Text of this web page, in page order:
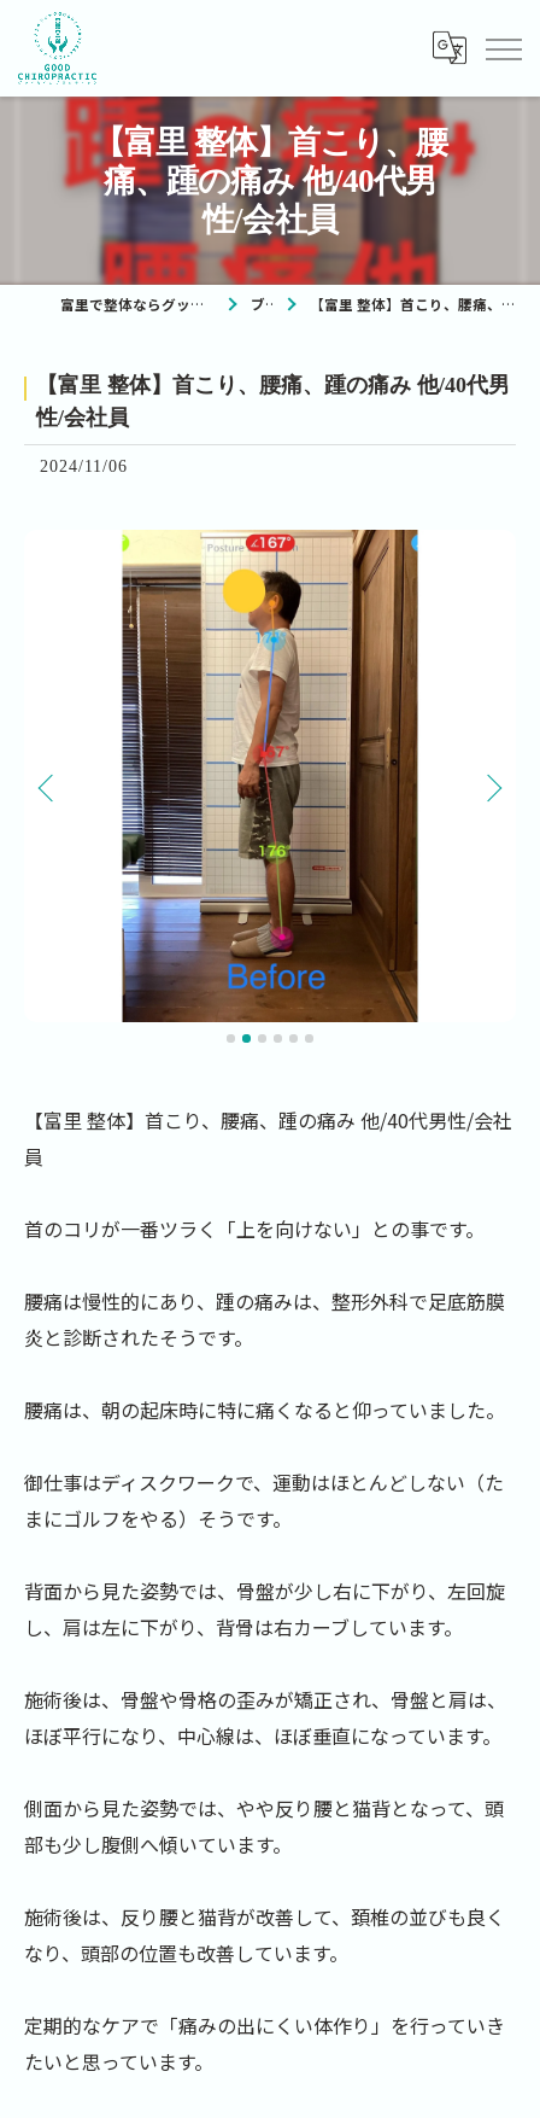
【富里 整体】首こり、腰
痛、踵の痛み 他/40代男
性/会社員
富里で整体ならグッドカイロプラクティック ブログ 【富里 整体】首こり、腰痛、踵の痛み 他/40代男性/会社員
【富里 整体】首こり、腰痛、踵の痛み 他/40代男
性/会社員
2024/11/06
【富里 整体】首こり、腰痛、踵の痛み 他/40代男性/会社
員
首のコリが一番ツラく「上を向けない」との事です。
腰痛は慢性的にあり、踵の痛みは、整形外科で足底筋膜
炎と診断されたそうです。
腰痛は、朝の起床時に特に痛くなると仰っていました。
御仕事はディスクワークで、運動はほとんどしない（た
まにゴルフをやる）そうです。
背面から見た姿勢では、骨盤が少し右に下がり、左回旋
し、肩は左に下がり、背骨は右カーブしています。
施術後は、骨盤や骨格の歪みが矯正され、骨盤と肩は、
ほぼ平行になり、中心線は、ほぼ垂直になっています。
側面から見た姿勢では、やや反り腰と猫背となって、頭
部も少し腹側へ傾いています。
施術後は、反り腰と猫背が改善して、頚椎の並びも良く
なり、頭部の位置も改善しています。
定期的なケアで「痛みの出にくい体作り」を行っていき
たいと思っています。